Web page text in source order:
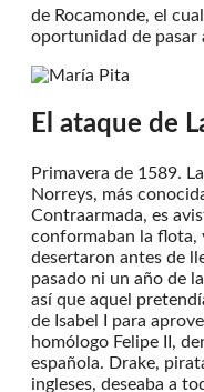
de Rocamonde, el
oportunidad de pasar
El ataque de
Primavera de 1589.
Norreys, más
Contraarmada, es
conformaban la flota,
desertaron antes de
pasado ni un año de
así que aquel
de Isabel I para
homólogo Felipe II,
española. Drake,
ingleses, deseaba a